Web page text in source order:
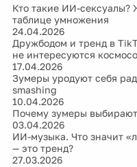
Кто такие ИИ-
таблице умножения
24.04.2026
Дружбодом и тренд в
не интересуются
17.04.2026
Зумеры уродуют себя
smashing
10.04.2026
Почему зумеры
03.04.2026
ИИ-музыка. Что значит
— это тренд?
27.03.2026